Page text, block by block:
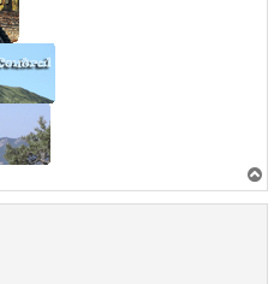
a